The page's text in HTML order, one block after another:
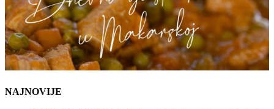
NAJNOVIJE